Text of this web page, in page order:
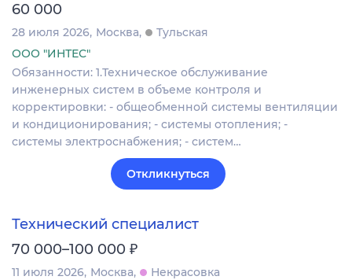
60 000
28 июля 2026 Москва
Тульская
ООО "ИНТЕС"
Обязанности: 1.Техническое обслуживание
инженерных систем в объеме контроля и
корректировки: - общеобменной системы вентиляции
и кондиционирования; - системы отопления; -
системы электроснабжения; - систем…
Откликнуться
Технический специалист
70 000–100 000 ₽
11 июля 2026 Москва
Некрасовка